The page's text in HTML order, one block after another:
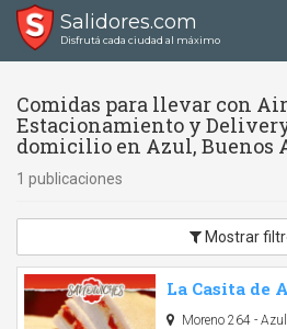
Salidores.com
Disfrutá cada ciudad al máximo
Comidas para llevar con
Estacionamiento y
domicilio en Azul, Buenos
1 publicaciones
Mostrar
La Casita de
Moreno 264 - Azul